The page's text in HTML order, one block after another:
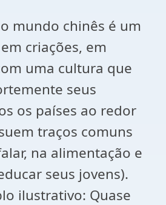
mundo chinês é um
criações, em
uma cultura que
seus
os países ao redor
traços comuns
na alimentação e
seus jovens).
ilustrativo: Quase